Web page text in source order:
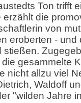
Ton trifft
erzählt die
von
eroberten - und
stießen.
gesammelte
nicht allzu viel
Waldoff
"wilden Jahre